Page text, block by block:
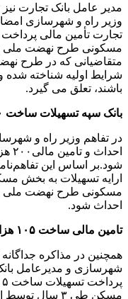
مدیر عامل بانک تجارت
وزیر راه و شهرسازی امضا
مسکونی طرح نهضت ملی
متقاضیانی که در طرح
شرایط اولیه شناخته شده و
باشند، تعلق می گیرد.
بانک سپه تسهیلات ساخت ۲۰۰ هزار واحد مسکونی را می پردازد
در تفاهم وزیر راه و
شود.بر اساس این
مسکونی طرح نهضت ملی
احداث شود.
تامین مالی ساخت ۱۰۵ هزار واحد مسکونی توسط بانک ملت
همچنین در مذاکره
شهرسازی و مدیرعامل
مسکن طی ۳ سال